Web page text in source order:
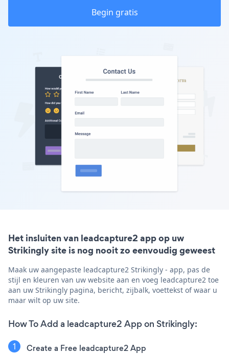
Begin gratis
Het insluiten van leadcapture2 app op uw
Strikingly site is nog nooit zo eenvoudig geweest
Maak uw aangepaste leadcapture2 Strikingly - app, pas de
stijl en kleuren van uw website aan en voeg leadcapture2 toe
aan uw Strikingly pagina, bericht, zijbalk, voettekst of waar u
maar wilt op uw site.
How To Add a leadcapture2 App on Strikingly:
Create a Free leadcapture2 App